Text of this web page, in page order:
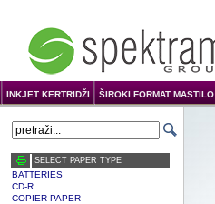
INKJET KERTRIDŽI ŠIROKI FORMAT MASTILO
SELECT PAPER TYPE
BATTERIES
CD-R
COPIER PAPER